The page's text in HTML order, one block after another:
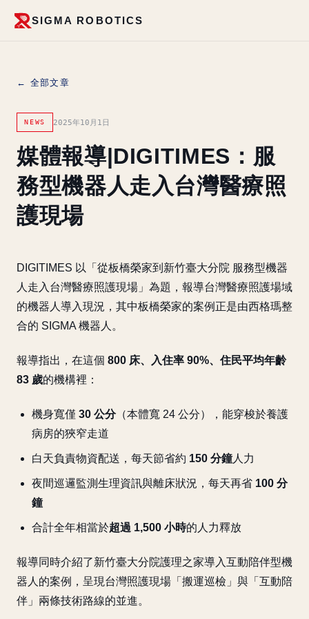
SIGMA ROBOTICS
← 全部文章
NEWS 2025年10月1日
媒體報導|DIGITIMES：服
務型機器人走入台灣醫療照
護現場
DIGITIMES 以「從板橋榮家到新竹臺大分院 服務型機器
人走入台灣醫療照護現場」為題，報導台灣醫療照護場域
的機器人導入現況，其中板橋榮家的案例正是由西格瑪整
合的 SIGMA 機器人。
報導指出，在這個 800 床、入住率 90%、住民平均年齡
83 歲的機構裡：
機身寬僅30 公分（本體寬 24 公分），能穿梭於養護
病房的狹窄走道
白天負責物資配送，每天節省約 150 分鐘人力
夜間巡邏監測生理資訊與離床狀況，每天再省 100 分
鐘
合計全年相當於超過 1,500 小時的人力釋放
報導同時介紹了新竹臺大分院護理之家導入互動陪伴型機
器人的案例，呈現台灣照護現場「搬運巡檢」與「互動陪
伴」兩條技術路線的並進。